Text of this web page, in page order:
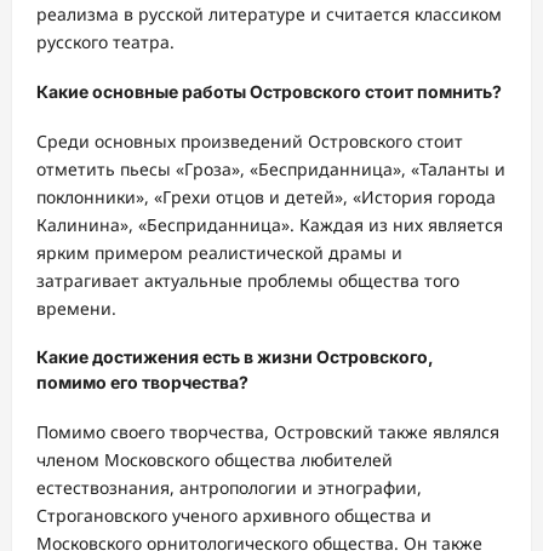
реализма в русской литературе и считается классиком
русского театра.
Какие основные работы Островского стоит помнить?
Среди основных произведений Островского стоит
отметить пьесы «Гроза», «Бесприданница», «Таланты и
поклонники», «Грехи отцов и детей», «История города
Калинина», «Бесприданница». Каждая из них является
ярким примером реалистической драмы и
затрагивает актуальные проблемы общества того
времени.
Какие достижения есть в жизни Островского,
помимо его творчества?
Помимо своего творчества, Островский также являлся
членом Московского общества любителей
естествознания, антропологии и этнографии,
Строгановского ученого архивного общества и
Московского орнитологического общества. Он также